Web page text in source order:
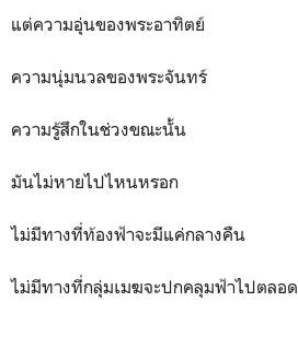
แต่ความอุ่นของพระอาทิตย์
ความนุ่มนวลของพระจันทร์
ความรู้สึกในช่วงขณะนั้น
มันไม่หายไปไหนหรอก
ไม่มีทางที่ท้องฟ้าจะมีแค่กลางคืน
ไม่มีทางที่กลุ่มเมฆจะปกคลุมฟ้าไปตลอด